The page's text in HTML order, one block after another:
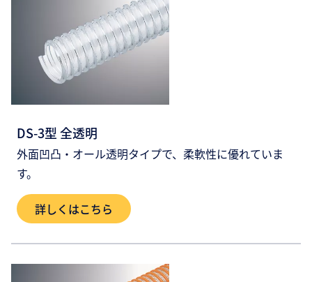
DS-3型 全透明
外面凹凸・オール透明タイプで、柔軟性に優れていま
す。
詳しくはこちら